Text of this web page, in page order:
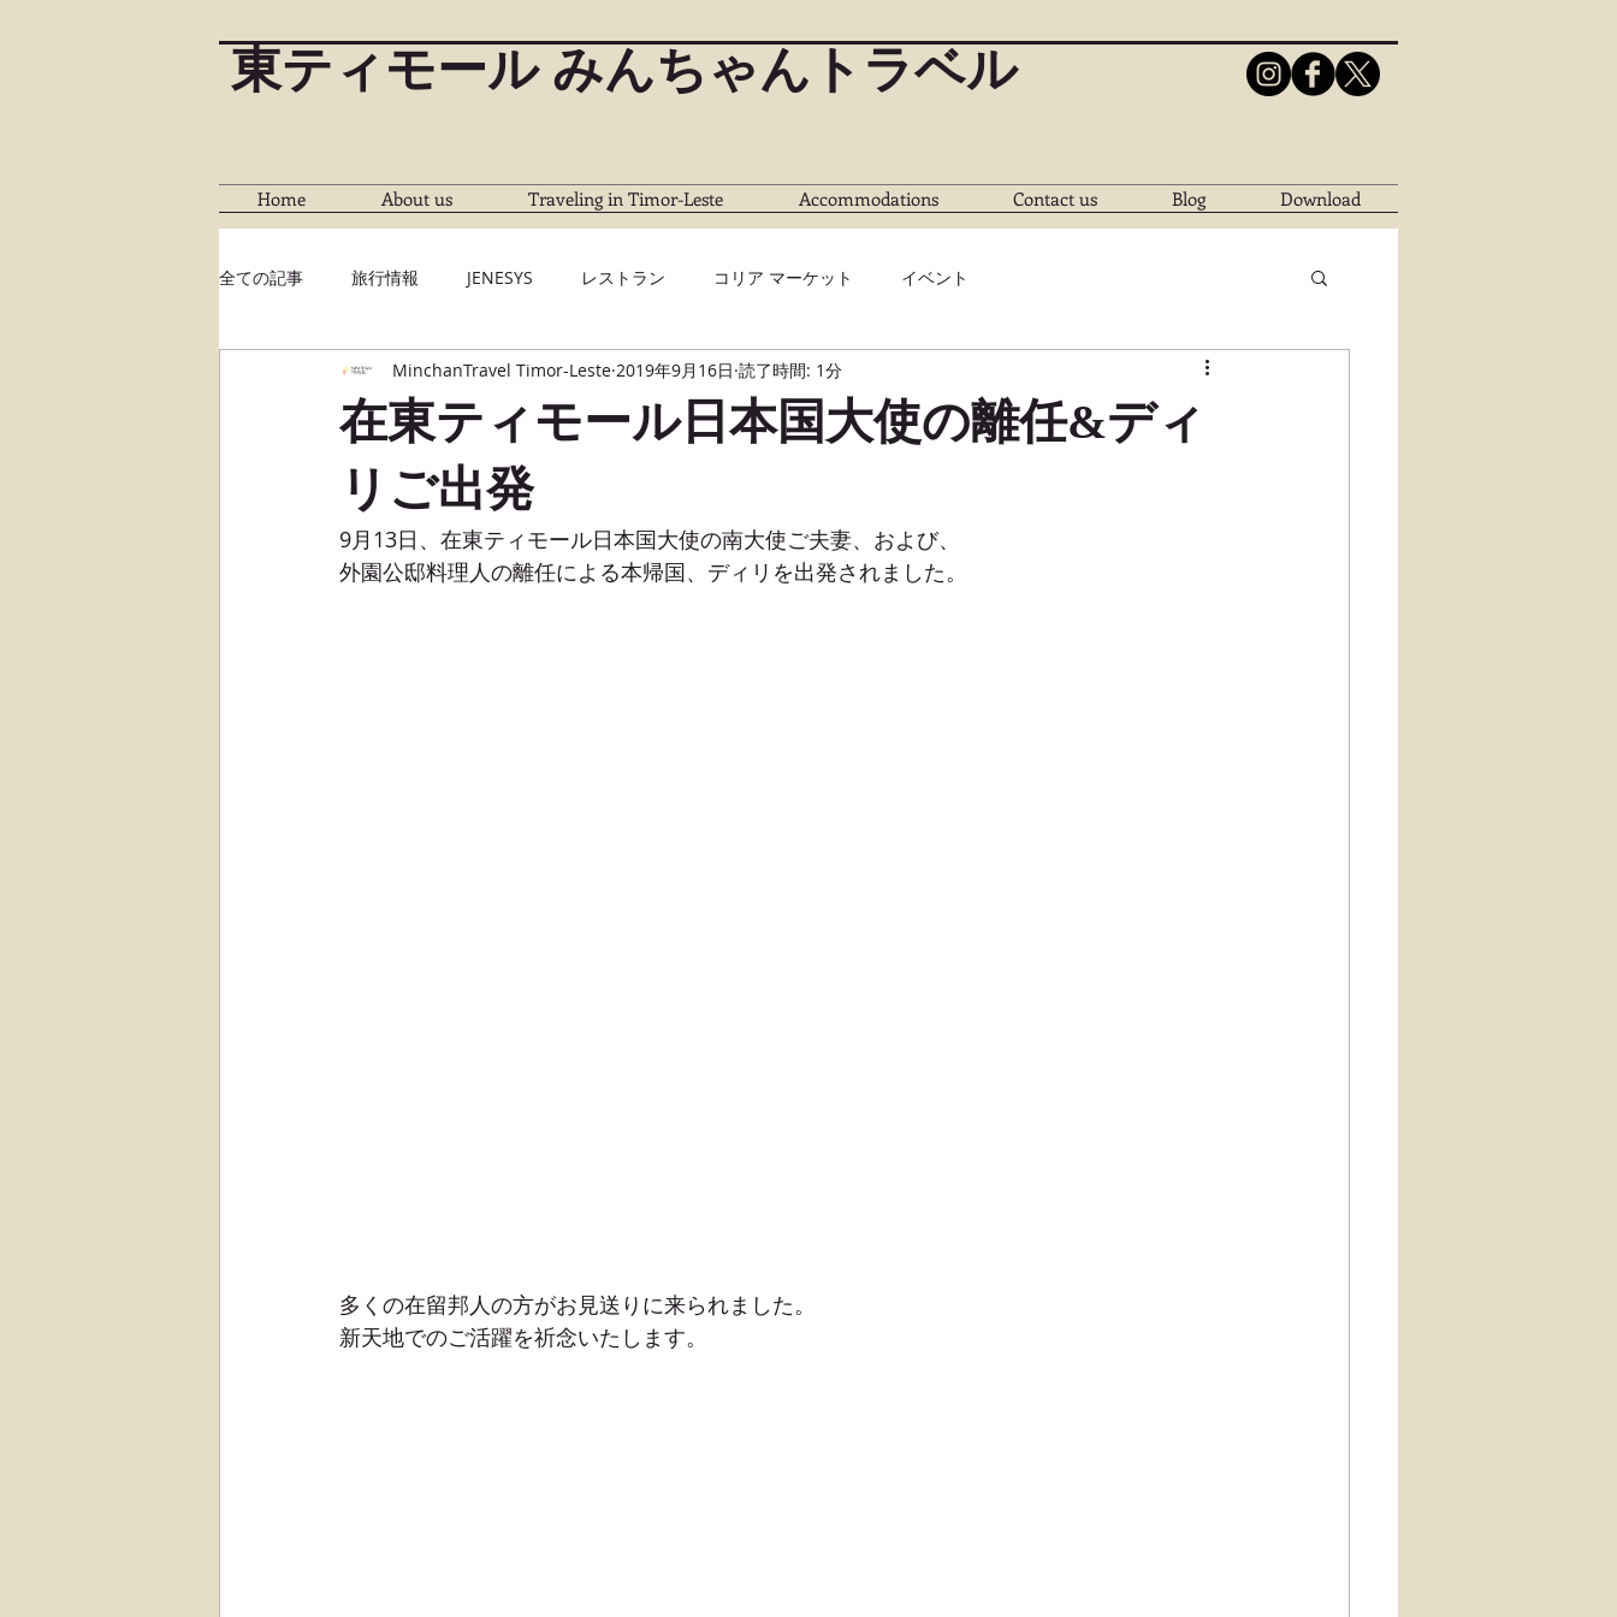
東ティモール みんちゃんトラベル
Home About us Traveling in Timor-Leste Accommodations Contact us Blog Download
全ての記事 旅行情報 JENESYS レストラン コリア マーケット イベント
在東ティモール日本国大使の離任&ディ
リご出発
MinchanTravel Timor-Leste 2019年9月16日 読了時間: 1分
9月13日、在東ティモール日本国大使の南大使ご夫妻、および、
外園公邸料理人の離任による本帰国、ディリを出発されました。
多くの在留邦人の方がお見送りに来られました。
新天地でのご活躍を祈念いたします。